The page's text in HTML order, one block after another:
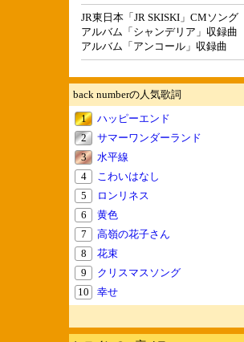
JR東日本「JR SKISKI」CMソング
アルバム「シャンデリア」収録曲
アルバム「アンコール」収録曲
back numberの人気歌詞
1
ハッピーエンド
2
サマーワンダーランド
3
水平線
4
こわいはなし
5
ロンリネス
6
黄色
7
高嶺の花子さん
8
花束
9
クリスマスソング
10
幸せ